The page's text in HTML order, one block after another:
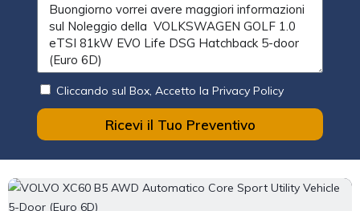
Cliccando sul Box, Accetto la Privacy Policy
Ricevi il Tuo Preventivo